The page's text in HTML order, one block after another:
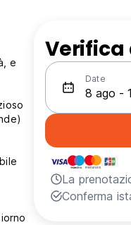
e
Date
La
Conferma